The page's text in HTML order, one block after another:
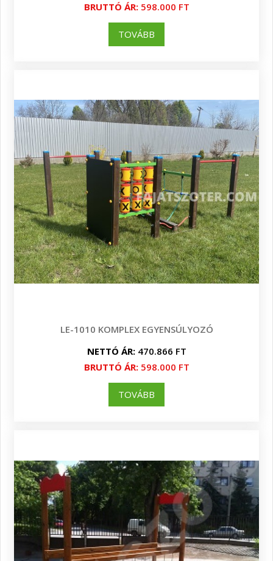
BRUTTÓ ÁR:598.000 FT
TOVÁBB
LE-1010 KOMPLEX EGYENSÚLYOZÓ
NETTÓ ÁR:470.866 FT
BRUTTÓ ÁR:598.000 FT
TOVÁBB